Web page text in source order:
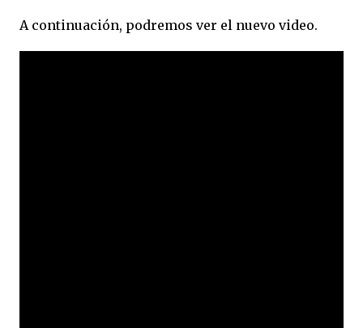
A continuación, podremos ver el nuevo video.